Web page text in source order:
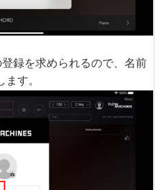
録を求められるので、名前
す。